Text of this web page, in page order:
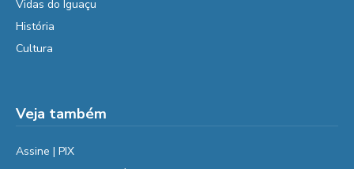
Vidas do Iguaçu
História
Cultura
Veja também
Assine | PIX